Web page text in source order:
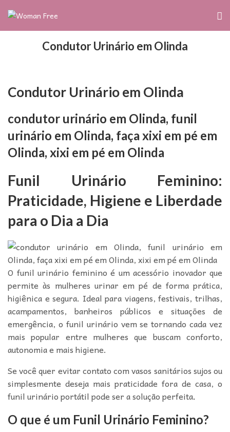
Condutor Urinário em Olinda
Condutor Urinário em Olinda
condutor urinário em Olinda, funil
urinário em Olinda, faça xixi em pé em
Olinda, xixi em pé em Olinda
Funil Urinário Feminino:
Praticidade, Higiene e Liberdade
para o Dia a Dia
O funil urinário feminino é um acessório inovador que
permite às mulheres urinar em pé de forma prática,
higiênica e segura. Ideal para viagens, festivais, trilhas,
acampamentos, banheiros públicos e situações de
emergência, o funil urinário vem se tornando cada vez
mais popular entre mulheres que buscam conforto,
autonomia e mais higiene.
Se você quer evitar contato com vasos sanitários sujos ou
simplesmente deseja mais praticidade fora de casa, o
funil urinário portátil pode ser a solução perfeita.
O que é um Funil Urinário Feminino?